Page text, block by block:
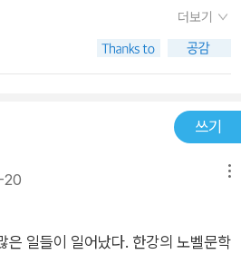
비교적 충실히 소개하면서도 과도
은 흔한 평전이 아니고 대단히 철저
런데 다른 많은 학술적인 책과 달리
상세하게 분석하면서도 독자들을
않는다. 그래서 이 책을 읽을 때 우
풍경을 세밀하게 살피면서도 동시
어디쯤 걷고 있는지를 명징하게 자각
힌다는 점에서 이 책의 첫 번째 미덕
나 수준에 따라 그 차이는 있겠지만,
, 철학에 대한 대중서적으로서의 위상
수 있다. 다만 잘 읽힌다는 점은 자칫
성이 갖추지 못하고 있다는 점으로 해
제쳐두기 어려울 것이다. 그만큼 하
고 할 수 있다. 현대철학이 존재와
더보기
쓰기
은 일들이 일어났다. 한강의 노벨문학